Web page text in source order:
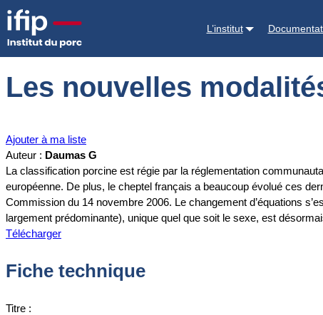
L’institut
Accueil Documentations
Les nouvelles
Ajouter à ma liste
Auteur : Daumas G
La classification porcine est régie par la réglementation
européenne. De plus, le cheptel français a beaucoup évolué ces
Commission du 14 novembre 2006. Le changement d’équations
largement prédominante), unique quel que soit le sexe, est
Télécharger
Fiche technique
Titre :